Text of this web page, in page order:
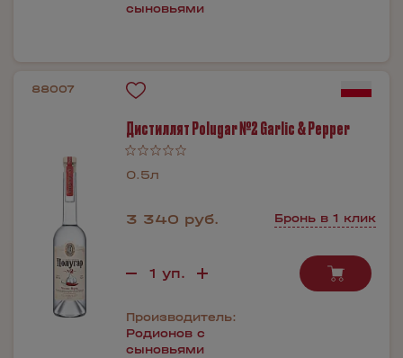
сыновьями
88007
Дистиллят Polugar №2 Garlic & Pepper
0.5л
3 340 руб. Бронь в 1 клик
Производитель:
Родионов с
сыновьями